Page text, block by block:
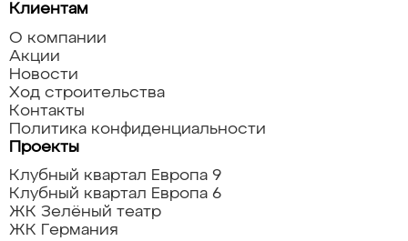
Клиентам
О компании
Акции
Новости
Ход строительства
Контакты
Политика конфиденциальности
Проекты
Клубный квартал Европа 9
Клубный квартал Европа 6
ЖК Зелёный театр
ЖК Германия